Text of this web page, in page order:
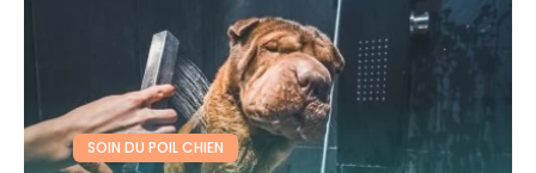
SOIN DU POIL CHIEN